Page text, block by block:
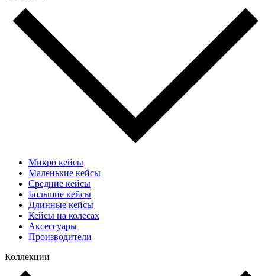
Микро кейсы
Маленькие кейсы
Средние кейсы
Большие кейсы
Длинные кейсы
Кейсы на колесах
Аксессуары
Производители
Коллекции